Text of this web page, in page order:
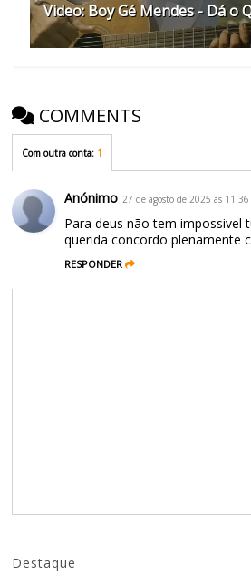
Video: Boy Gé Mendes - Dá o
COMMENTS
Com outra conta: 1
Anónimo 27 de agosto de 2025 às 11:36
Para deus não tem impossivel
querida concordo plenamente
RESPONDER
Destaque